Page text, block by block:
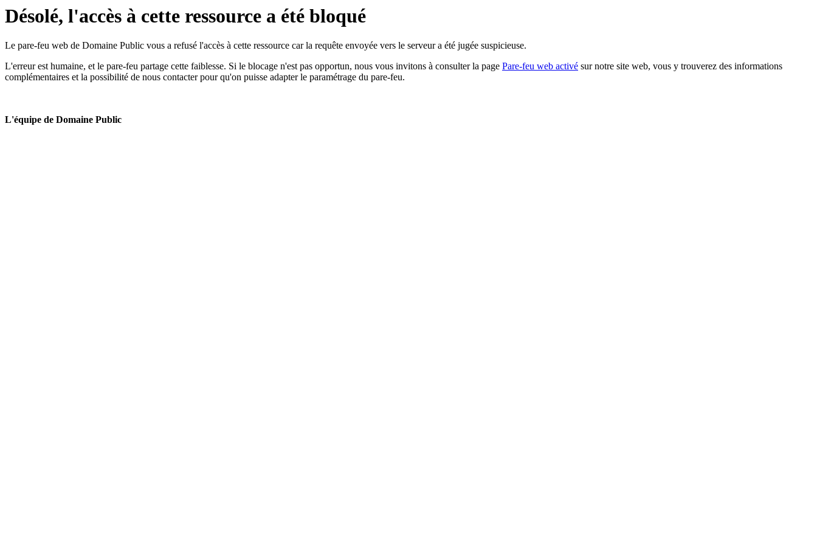
Désolé, l'accès à cette ressource a été bloqué
Le pare-feu web de Domaine Public vous a refusé l'accès à cette ressource car la requête envoyée vers le serveur a été jugée suspicieuse.
L'erreur est humaine, et le pare-feu partage cette faiblesse. Si le blocage n'est pas opportun, nous vous invitons à consulter la page Pare-feu web activé sur notre site web, vous y trouverez des informations
complémentaires et la possibilité de nous contacter pour qu'on puisse adapter le paramétrage du pare-feu.
L'équipe de Domaine Public